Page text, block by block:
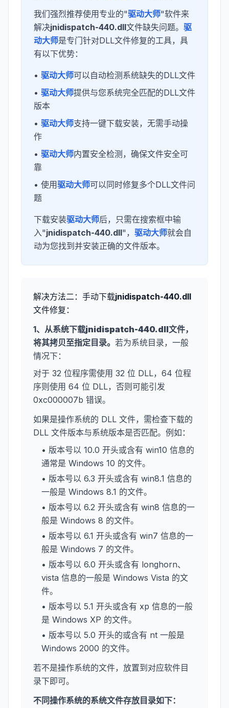
我们强烈推荐使用专业的"驱动大师"软件来
解决jnidispatch-440.dll文件缺失问题。 驱
动大师是专门针对DLL文件修复的工具，具
有以下优势：
• 驱动大师可以自动检测系统缺失的DLL文件
• 驱动大师提供与您系统完全匹配的DLL文件
版本
• 驱动大师支持一键下载安装，无需手动操
作
• 驱动大师内置安全检测，确保文件安全可
靠
• 使用驱动大师可以同时修复多个DLL文件问
题
下载安装驱动大师后，只需在搜索框中输
入"jnidispatch-440.dll"， 驱动大师就会自
动为您找到并安装正确的文件版本。
解决方法二：手动下载jnidispatch-440.dll
文件修复：
1、从系统下载jnidispatch-440.dll文件，
将其拷贝至指定目录。 若为系统目录，一般
情况下：
对于 32 位程序需使用 32 位 DLL，64 位程
序则使用 64 位 DLL，否则可能引发
0xc000007b 错误。
如果是操作系统的 DLL 文件，需检查下载的
DLL 文件版本与系统版本是否匹配。例如：
• 版本号以 10.0 开头或含有 win10 信息的
通常是 Windows 10 的文件。
• 版本号以 6.3 开头或含有 win8.1 信息的
一般是 Windows 8.1 的文件。
• 版本号以 6.2 开头或含有 win8 信息的一
般是 Windows 8 的文件。
• 版本号以 6.1 开头或含有 win7 信息的一
般是 Windows 7 的文件。
• 版本号以 6.0 开头或含有 longhorn、
vista 信息的一般是 Windows Vista 的文
件。
• 版本号以 5.1 开头或含有 xp 信息的一般
是 Windows XP 的文件。
• 版本号以 5.0 开头的或含有 nt 一般是
Windows 2000 的文件。
若不是操作系统的文件，放置到对应软件目
录下即可。
不同操作系统的系统文件存放目录如下：